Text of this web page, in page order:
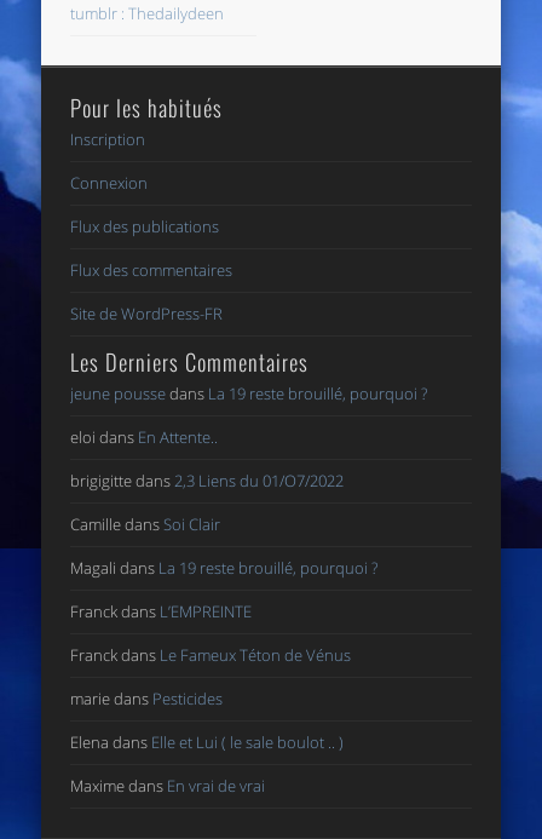
tumblr : Thedailydeen
Pour les habitués
Inscription
Connexion
Flux des publications
Flux des commentaires
Site de WordPress-FR
Les Derniers Commentaires
jeune poussedans La 19 reste brouillé, pourquoi ?
eloi dans En Attente..
brigigittedans2,3 Liens du 01/O7/2022
CamilledansSoi Clair
Magali dans La 19 reste brouillé, pourquoi ?
Franckdans L’EMPREINTE
Franckdans Le Fameux Téton de Vénus
mariedans Pesticides
Elena dans Elle et Lui ( le sale boulot .. )
Maximedans En vrai de vrai